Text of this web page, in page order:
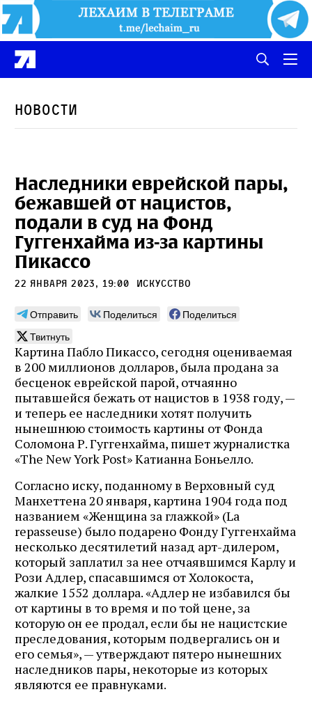
Новости
Наследники еврейской пары,
бежавшей от нацистов,
подали в суд на Фонд
Гуггенхайма из-за картины
Пикассо
22 января 2023, 19:00 искусство
Отправить Поделиться
Поделиться
Твитнуть
Картина Пабло Пикассо, сегодня оцениваемая
в 200 миллионов долларов, была продана за
бесценок еврейской парой, отчаянно
пытавшейся бежать от нацистов в 1938 году, —
и теперь ее наследники хотят получить
нынешнюю стоимость картины от Фонда
Соломона Р. Гуггенхайма, пишет журналистка
«The New York Post» Катианна Боньелло.
Согласно иску, поданному в Верховный суд
Манхеттена 20 января, картина 1904 года под
названием «Женщина за глажкой» (La
repasseuse) было подарено Фонду Гуггенхайма
несколько десятилетий назад арт-дилером,
который заплатил за нее отчаявшимся Карлу и
Рози Адлер, спасавшимся от Холокоста,
жалкие 1552 доллара. «Адлер не избавился бы
от картины в то время и по той цене, за
которую он ее продал, если бы не нацистские
преследования, которым подвергались он и
его семья», — утверждают пятеро нынешних
наследников пары, некоторые из которых
являются ее правнуками.